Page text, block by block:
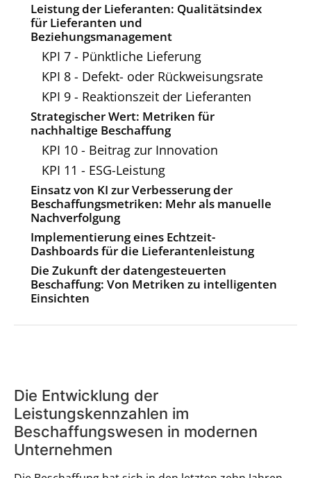
Die Entwicklung der
Leistungskennzahlen im
Beschaffungswesen in modernen
Unternehmen
Leistung der Lieferanten: Qualitätsindex
für Lieferanten und
Beziehungsmanagement
KPI 7 - Pünktliche Lieferung
KPI 8 - Defekt- oder Rückweisungsrate
KPI 9 - Reaktionszeit der Lieferanten
Strategischer Wert: Metriken für
nachhaltige Beschaffung
KPI 10 - Beitrag zur Innovation
KPI 11 - ESG-Leistung
Einsatz von KI zur Verbesserung der
Beschaffungsmetriken: Mehr als manuelle
Nachverfolgung
Implementierung eines Echtzeit-
Dashboards für die Lieferantenleistung
Die Zukunft der datengesteuerten
Beschaffung: Von Metriken zu intelligenten
Einsichten